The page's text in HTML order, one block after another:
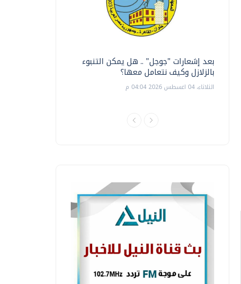
بعد إشعارات "جوجل" .. هل يمكن التنبوء
بالزلازل وكيف نتعامل معها؟
الثلاثاء، 04 اغسطس 2026 04:04 م